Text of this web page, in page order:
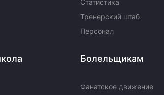
Статистика
Тренерский штаб
Персонал
Болельщикам
Фанатское движение